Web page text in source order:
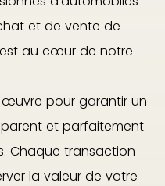
et de vente de
au cœur de notre
pour garantir un
et parfaitement
Chaque transaction
la valeur de votre